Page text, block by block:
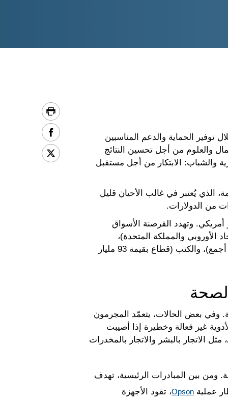
توفير الحماية والدعم المناسبين
والعلوم من أجل تحسين النتائج
والشباب: الابتكار من أجل مستقبل
الذي يُعتبر في غالب الأحيان قليل
من الدولارات.
أن القرصنة الرقمية يترتب عليها سنويا خسائر تبلغ 29 مليار دولار أمريكي. وتهدد القرصنة الأسواق
شخص في الاتحاد الأوروبي والمملكة المتحدة)،
والسينما (قطاع بقيمة 81 مليار دولار أمريكي)، والتلفزيون (قطاع بقيمة 243 مليار دولار أمريكي في العالم أجمع)، والكتب (قطاع بقيمة 93 مليار
وفي بعض الحالات، يتعمّد المجرمون
غير فعالة وخطيرة إذا أصيبت
الاتجار بالبشر والاتجار بالمخدرات
ومن بين المبادرات الرئيسية، تهدف
عملية Opson، تقود الأجهزة